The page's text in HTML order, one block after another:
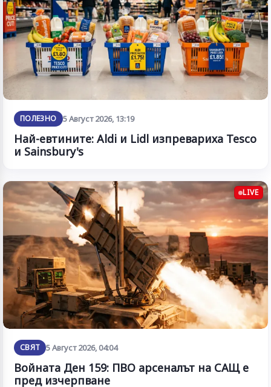
ПОЛЕЗНО 5 Август 2026, 13:19
Най-евтините: Aldi и Lidl изпревариха Tesco
и Sainsbury's
LIVE
СВЯТ 5 Август 2026, 04:04
Войната Ден 159: ПВО арсеналът на САЩ е
пред изчерпване